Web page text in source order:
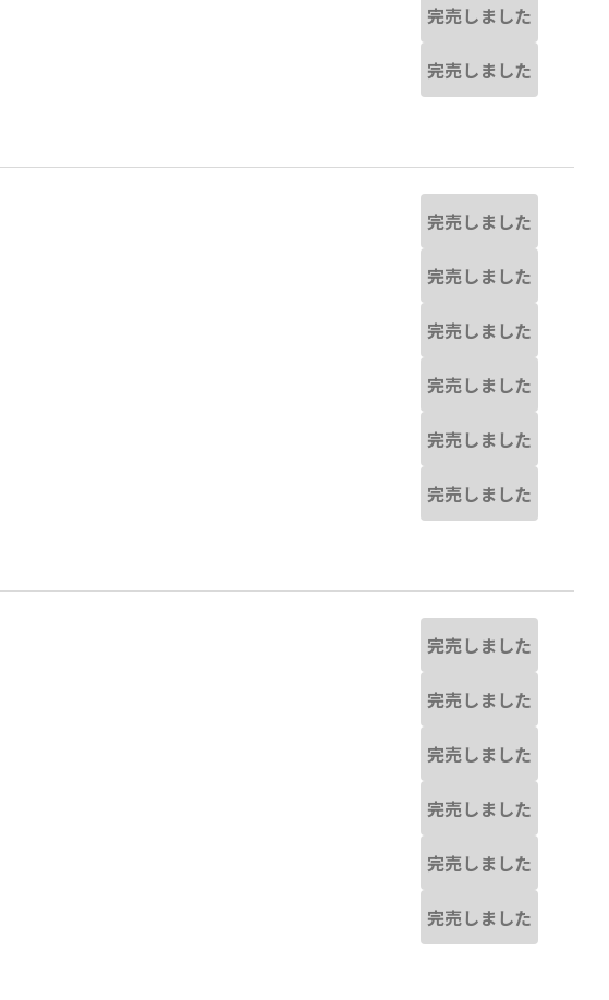
完売しました
完売しました
完売しました
完売しました
完売しました
完売しました
完売しました
完売しました
完売しました
完売しました
完売しました
完売しました
完売しました
完売しました